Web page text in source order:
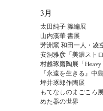
3月
太田純子 籐編展
山内溪華 書展
芳洲窯 和田一人・凌
安洞雅彦「美濃スト
村越琢磨陶展「Heavy
『永遠を生きる』中
坪井琢郎作陶展
もてなしのまごころ
めた器の世界